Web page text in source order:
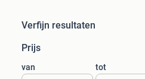
Verfijn resultaten
Prijs
van tot